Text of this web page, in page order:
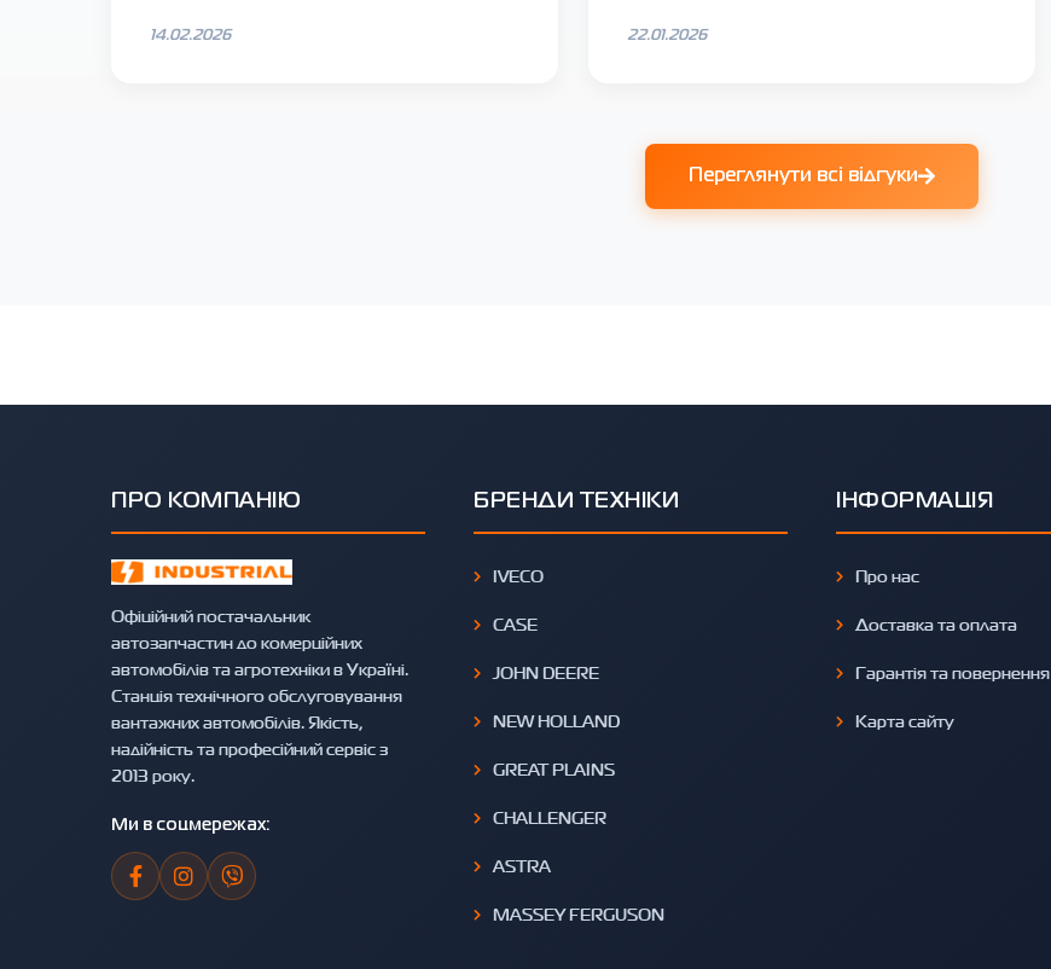
14.02.2026 22.01.2026
Переглянути всі відгуки
ПРО КОМПАНІЮ
Офіційний постачальник
автозапчастин до комерційних
автомобілів та агротехніки в Україні.
Станція технічного обслуговування
вантажних автомобілів. Якість,
надійність та професійний сервіс з
2013 року.
Ми в соцмережах:
БРЕНДИ ТЕХНІКИ
IVECO
CASE
JOHN DEERE
NEW HOLLAND
GREAT PLAINS
CHALLENGER
ASTRA
MASSEY FERGUSON
ІНФОРМАЦІЯ
Про нас
Доставка та оплата
Гарантія та повернення
Карта сайту